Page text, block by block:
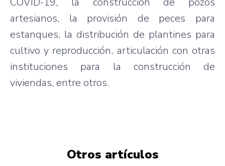
artesianos, la provisión de peces para
estanques, la distribución de plantines para
cultivo y reproducción, articulación con otras
instituciones para la construcción de
viviendas, entre otros.
Otros artículos